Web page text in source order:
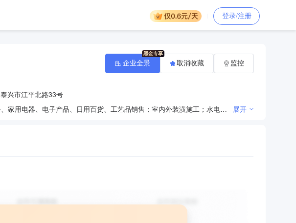
登录/注册
泰兴市江平北路33号
空腔板制造、销售；建筑装潢材料、办公家具、卫生洁具、五金、普通机械设备、家用电器、电子产品、日用百货、工艺品销售；室内外装潢施工；水电安装施工。（依法须经批准的项目，经相关部门批准后方可开展经营活动） 展开
企业全景 取消收藏 监控